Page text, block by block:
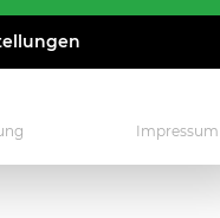
Impressum